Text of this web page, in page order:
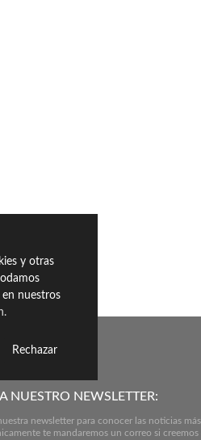
NUESTRO NEWSLETTER:
newsletter para conocer las noticias
te mandaremos un correo si
y otras
en nuestros
Rechazar